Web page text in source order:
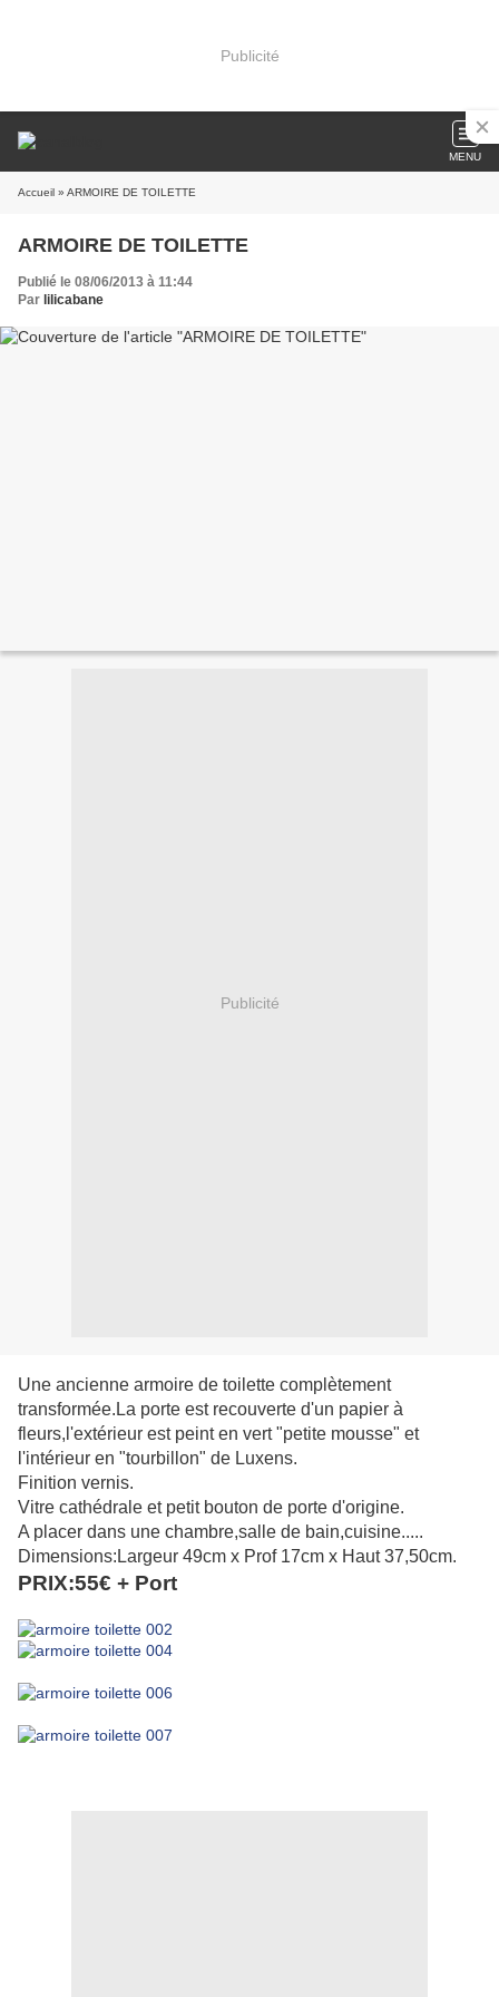
Publicité
MENU
Accueil » ARMOIRE DE TOILETTE
ARMOIRE DE TOILETTE
Publié le 08/06/2013 à 11:44
Par lilicabane
Publicité
Une ancienne armoire de toilette complètement
transformée.La porte est recouverte d'un papier à
fleurs,l'extérieur est peint en vert "petite mousse" et
l'intérieur en "tourbillon" de Luxens.
Finition vernis.
Vitre cathédrale et petit bouton de porte d'origine.
A placer dans une chambre,salle de bain,cuisine.....
Dimensions:Largeur 49cm x Prof 17cm x Haut 37,50cm.
PRIX:55€ + Port